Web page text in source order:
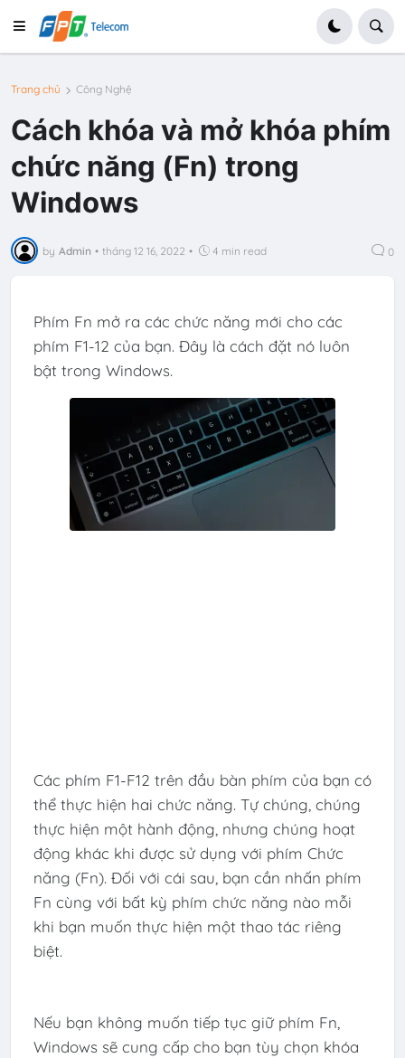
Trang chủ Công Nghệ
Cách khóa và mở khóa phím
chức năng (Fn) trong
Windows
by Admin • tháng 12 16, 2022 • 4 min read 0
Phím Fn mở ra các chức năng mới cho các
phím F1-12 của bạn. Đây là cách đặt nó luôn
bật trong Windows.
Các phím F1-F12 trên đầu bàn phím của bạn có
thể thực hiện hai chức năng. Tự chúng, chúng
thực hiện một hành động, nhưng chúng hoạt
động khác khi được sử dụng với phím Chức
năng (Fn). Đối với cái sau, bạn cần nhấn phím
Fn cùng với bất kỳ phím chức năng nào mỗi
khi bạn muốn thực hiện một thao tác riêng
biệt.
Nếu bạn không muốn tiếp tục giữ phím Fn,
Windows sẽ cung cấp cho bạn tùy chọn khóa